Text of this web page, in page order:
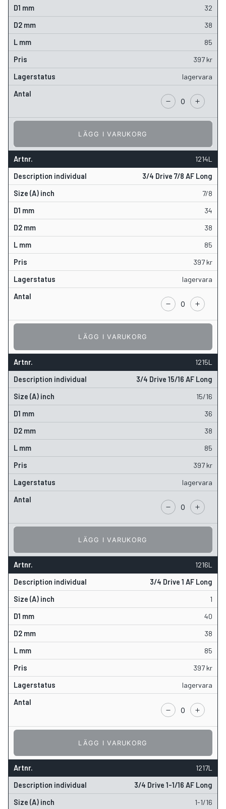
32
38
85
397 kr
lagervara
LÄGG I VARUKORG
1214L
3/4 Drive 7/8 AF Long
7/8
34
38
85
397 kr
lagervara
LÄGG I VARUKORG
1215L
3/4 Drive 15/16 AF Long
15/16
36
38
85
397 kr
lagervara
LÄGG I VARUKORG
1216L
3/4 Drive 1 AF Long
1
40
38
85
397 kr
lagervara
LÄGG I VARUKORG
1217L
3/4 Drive 1-1/16 AF Long
1-1/16